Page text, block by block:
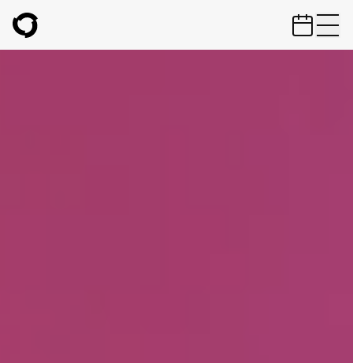
ZUM HAUPTINHALT SPRINGEN